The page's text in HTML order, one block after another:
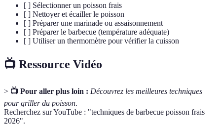
[ ] Sélectionner un poisson frais
[ ] Nettoyer et écailler le poisson
[ ] Préparer une marinade ou assaisonnement
[ ] Préparer le barbecue (température adéquate)
[ ] Utiliser un thermomètre pour vérifier la cuisson
📺 Ressource Vidéo
> 📺 Pour aller plus loin : Découvrez les meilleures techniques
pour griller du poisson.
Recherchez sur YouTube : "techniques de barbecue poisson frais
2026".